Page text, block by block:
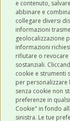
e contenuto,
abbinare e
collegare diversi
informazioni
geolocalizzazione
informazioni
rifiutare o
sostanziali.
cookie e strumenti
per personalizzare
senza cookie non
preferenze in
Cookie" in fondo
sinistra. Le tue